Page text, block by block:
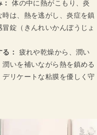
体の中に熱がこもり、炎
は、熱を逃がし、炎症を鎮
錠（きんれいかんぼうじょ
：
疲れや乾燥から、潤い
いを補いながら熱を鎮める
デリケートな粘膜を優しく守